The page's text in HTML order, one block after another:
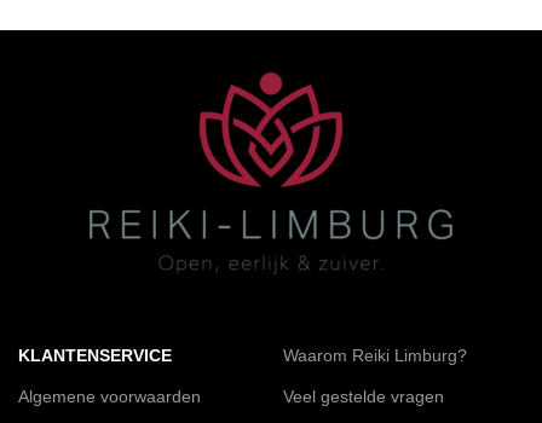
KLANTENSERVICE
Algemene voorwaarden
Waarom Reiki Limburg?
Veel gestelde vragen